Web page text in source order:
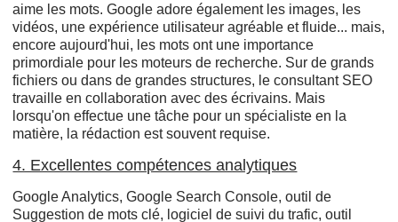
aime les mots. Google adore également les images, les
vidéos, une expérience utilisateur agréable et fluide... mais,
encore aujourd'hui, les mots ont une importance
primordiale pour les moteurs de recherche. Sur de grands
fichiers ou dans de grandes structures, le consultant SEO
travaille en collaboration avec des écrivains. Mais
lorsqu'on effectue une tâche pour un spécialiste en la
matière, la rédaction est souvent requise.
4. Excellentes compétences analytiques
Google Analytics, Google Search Console, outil de
Suggestion de mots clé, logiciel de suivi du trafic, outil